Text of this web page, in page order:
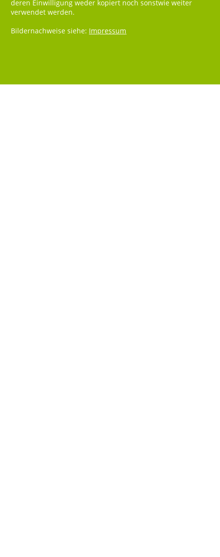
deren Einwilligung weder kopiert noch sonstwie weiter
verwendet werden.
Bildernachweise siehe: Impressum